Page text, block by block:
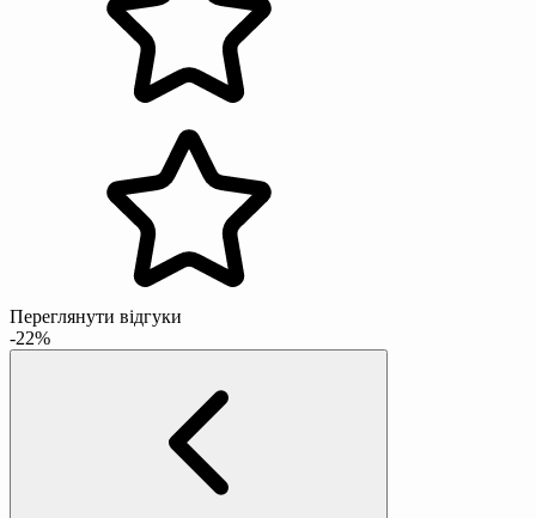
Переглянути відгуки
-22%